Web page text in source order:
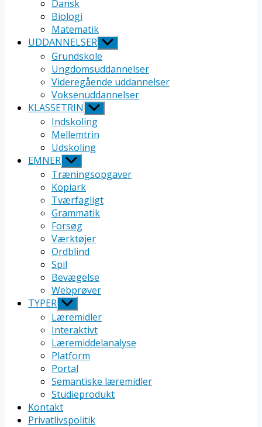
Dansk
Biologi
Matematik
UDDANNELSER Vis
undermenu
Grundskole
Ungdomsuddannelser
Videregående uddannelser
Voksenuddannelser
KLASSETRIN Vis
undermenu
Indskoling
Mellemtrin
Udskoling
EMNER Vis
undermenu
Træningsopgaver
Kopiark
Tværfagligt
Grammatik
Forsøg
Værktøjer
Ordblind
Spil
Bevægelse
Webprøver
TYPER Vis
undermenu
Læremidler
Interaktivt
Læremiddelanalyse
Platform
Portal
Semantiske læremidler
Studieprodukt
Kontakt
Privatlivspolitik